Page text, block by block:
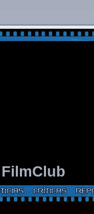
FilmClub